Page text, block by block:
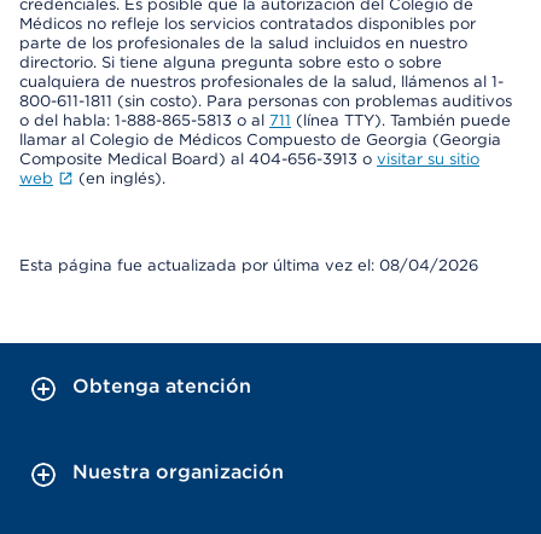
credenciales. Es posible que la autorización del Colegio de
Médicos no refleje los servicios contratados disponibles por
parte de los profesionales de la salud incluidos en nuestro
directorio. Si tiene alguna pregunta sobre esto o sobre
cualquiera de nuestros profesionales de la salud, llámenos al 1-
800-611-1811 (sin costo). Para personas con problemas auditivos
o del habla: 1-888-865-5813 o al 711 (línea TTY). También puede
llamar al Colegio de Médicos Compuesto de Georgia (Georgia
Composite Medical Board) al 404-656-3913 o visitar su sitio
web
(en inglés).
Esta página fue actualizada por última vez el: 08/04/2026
Obtenga atención
Nuestra organización